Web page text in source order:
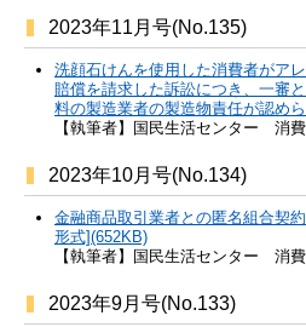
2023年11月号(No.135)
洗顔石けんを使用した消費者がア
賠償を請求した訴訟につき、一審
料の製造業者の製造物責任が認め
【執筆者】国民生活センター 消
2023年10月号(No.134)
金融商品取引業者との匿名組合契
形式](652KB)
【執筆者】国民生活センター 消
2023年9月号(No.133)